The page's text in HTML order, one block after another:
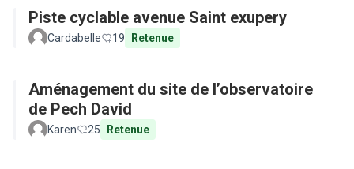
Piste cyclable avenue Saint exupery
Cardabelle 19 Retenue
Aménagement du site de l’observatoire
de Pech David
Karen 25 Retenue